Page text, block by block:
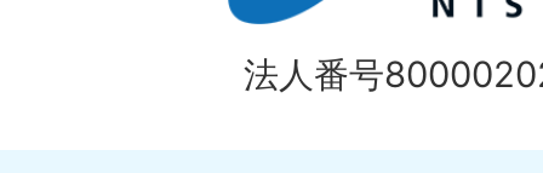
イ
ド
の
法人番号